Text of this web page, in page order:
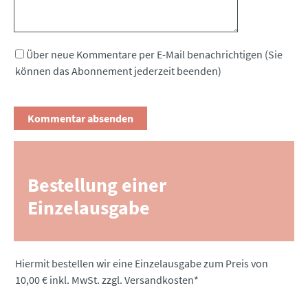
Über neue Kommentare per E-Mail benachrichtigen (Sie
können das Abonnement jederzeit beenden)
Bestellung einer
Einzelausgabe
Pflichtfeld
Hiermit bestellen wir eine Einzelausgabe zum Preis von
10,00 € inkl. MwSt. zzgl. Versandkosten*